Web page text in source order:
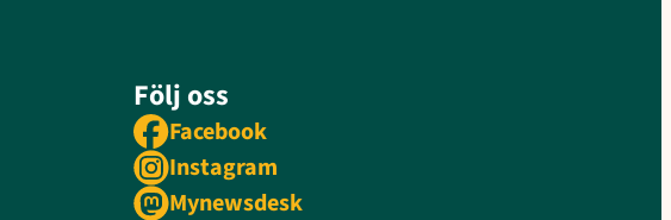
Följ oss
Facebook
Instagram
Mynewsdesk